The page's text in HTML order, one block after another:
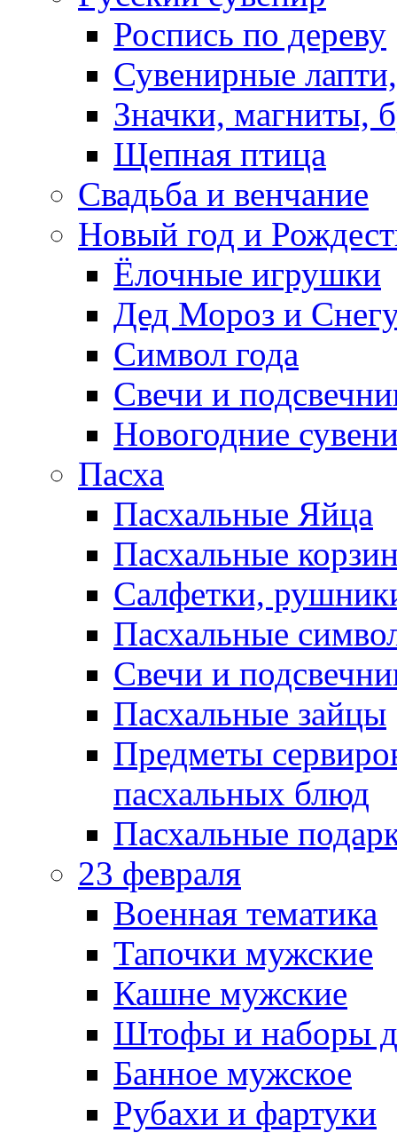
Роспись по дереву
Сувенирные
Значки, магниты,
Щепная птица
Свадьба и венчание
Новый год и
Ёлочные игрушки
Дед Мороз и
Символ года
Свечи и
Новогодние
Пасха
Пасхальные Яйца
Пасхальные
Салфетки,
Пасхальные
Свечи и
Пасхальные зайцы
Предметы
пасхальных блюд
Пасхальные
23 февраля
Военная тематика
Тапочки мужские
Кашне мужские
Штофы и наборы
Банное мужское
Рубахи и фартуки